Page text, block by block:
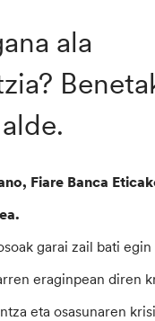
ala
Fiare Banca
garai zail bati
eraginpean diren
eta osasunaren